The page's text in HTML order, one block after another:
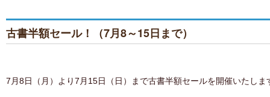
古書半額セール！（7月8～15日まで）
7月8日（月）より7月15日（日）まで古書半額セールを開催いたしま